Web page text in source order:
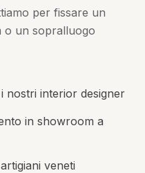
per fissare un
o un sopralluogo
nostri interior designer
in showroom a
veneti